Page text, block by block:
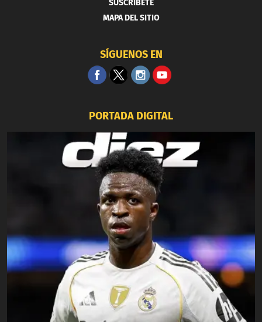
SUSCRIBETE
MAPA DEL SITIO
SÍGUENOS EN
PORTADA DIGITAL